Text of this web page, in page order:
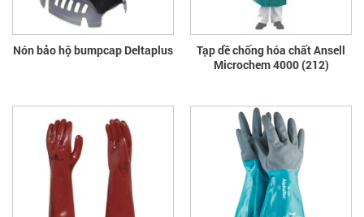
Nón bảo hộ bumpcap Deltaplus
Tạp dề chống hóa chất Ansell
Microchem 4000 (212)